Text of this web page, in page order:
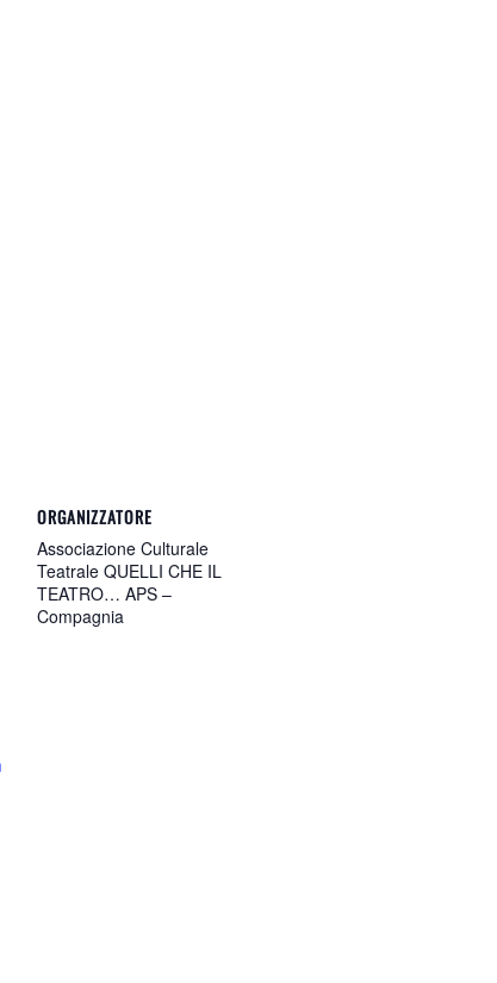
ORGANIZZATORE
Associazione Culturale
Teatrale QUELLI CHE IL
TEATRO… APS –
Compagnia